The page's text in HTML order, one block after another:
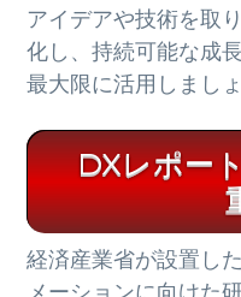
アイデアや技術を取
化し、持続可能な成
最大限に活用しましょ
DXレポー
経済産業省が設置し